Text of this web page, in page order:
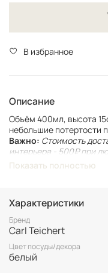
В избранное
Описание
Объём 400мл, высота
небольшие потертости
Важно: Стоимость
интерьера - 500₽ при
При оформлении заказа
Винтаж не подлежит
размеру и состоянию
Показать полностью
Характеристики
Бренд
Carl Teichert
Цвет посуды/декора
белый